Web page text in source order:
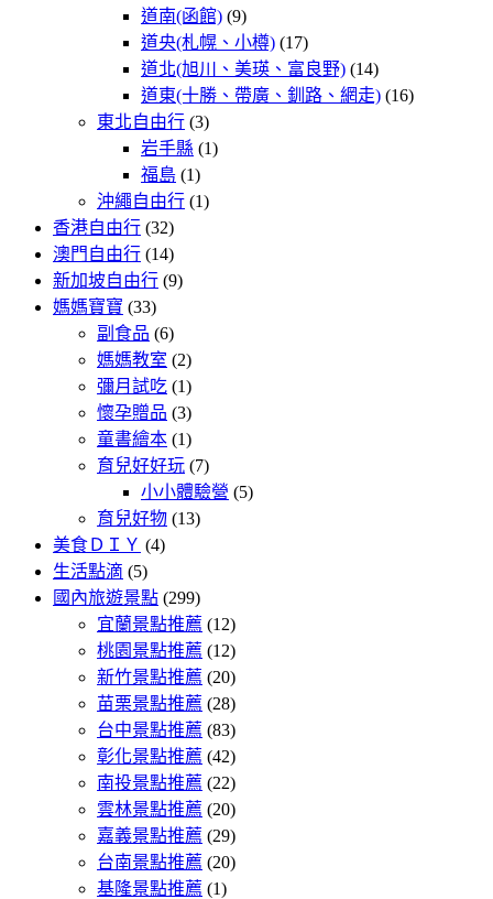
道南(函館) (9)
道央(札幌、小樽) (17)
道北(旭川、美瑛、富良野) (14)
道東(十勝、帶廣、釧路、網走) (16)
東北自由行 (3)
岩手縣 (1)
福島 (1)
沖繩自由行 (1)
香港自由行 (32)
澳門自由行 (14)
新加坡自由行 (9)
媽媽寶寶 (33)
副食品 (6)
媽媽教室 (2)
彌月試吃 (1)
懷孕贈品 (3)
童書繪本 (1)
育兒好好玩 (7)
小小體驗營 (5)
育兒好物 (13)
美食ＤＩＹ (4)
生活點滴 (5)
國內旅遊景點 (299)
宜蘭景點推薦 (12)
桃園景點推薦 (12)
新竹景點推薦 (20)
苗栗景點推薦 (28)
台中景點推薦 (83)
彰化景點推薦 (42)
南投景點推薦 (22)
雲林景點推薦 (20)
嘉義景點推薦 (29)
台南景點推薦 (20)
基隆景點推薦 (1)